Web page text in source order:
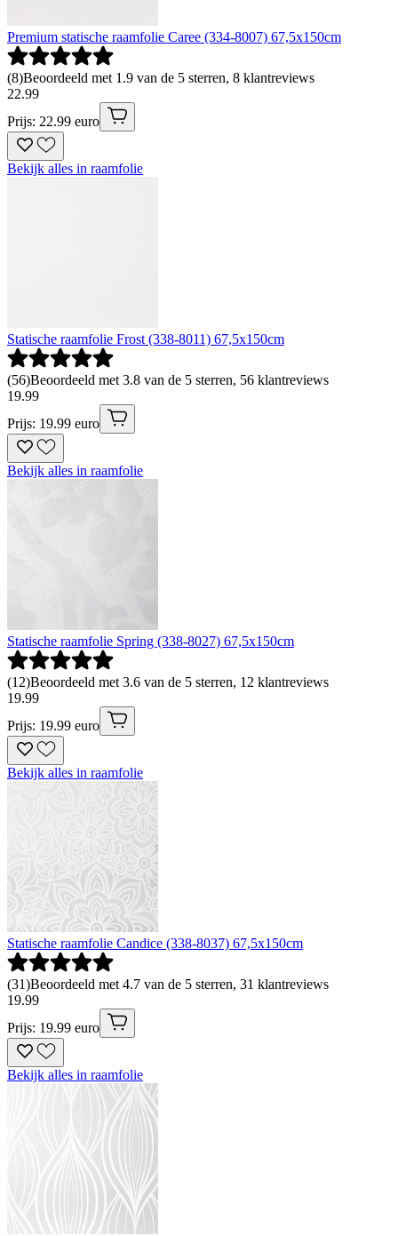
Premium statische raamfolie Caree (334-8007) 67,5x150cm
(8)Beoordeeld met 1.9 van de 5 sterren, 8 klantreviews
22.99
Prijs: 22.99 euro
Bekijk alles in raamfolie
Statische raamfolie Frost (338-8011) 67,5x150cm
(56)Beoordeeld met 3.8 van de 5 sterren, 56 klantreviews
19.99
Prijs: 19.99 euro
Bekijk alles in raamfolie
Statische raamfolie Spring (338-8027) 67,5x150cm
(12)Beoordeeld met 3.6 van de 5 sterren, 12 klantreviews
19.99
Prijs: 19.99 euro
Bekijk alles in raamfolie
Statische raamfolie Candice (338-8037) 67,5x150cm
(31)Beoordeeld met 4.7 van de 5 sterren, 31 klantreviews
19.99
Prijs: 19.99 euro
Bekijk alles in raamfolie